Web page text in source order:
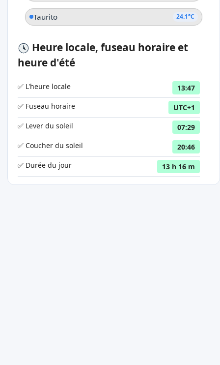
Taurito 24.1°C
Heure locale, fuseau horaire et
heure d'été
✅ L'heure locale
13:47
✅ Fuseau horaire
UTC+1
✅ Lever du soleil
07:29
✅ Coucher du soleil
20:46
✅ Durée du jour
13 h 16 m